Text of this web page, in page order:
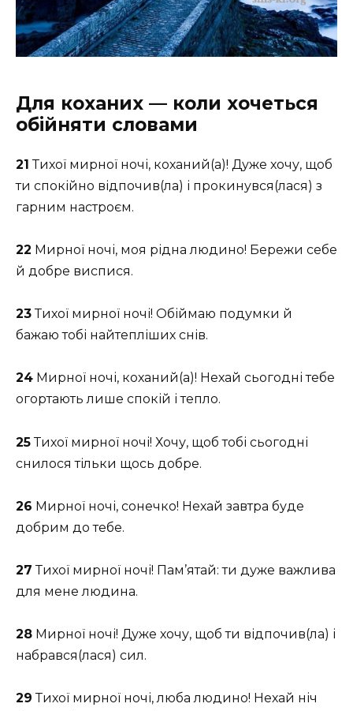
Для коханих — коли хочеться
обійняти словами
21 Тихої мирної ночі, коханий(а)! Дуже хочу, щоб
ти спокійно відпочив(ла) і прокинувся(лася) з
гарним настроєм.
22 Мирної ночі, моя рідна людино! Бережи себе
й добре виспися.
23Тихої мирної ночі! Обіймаю подумки й
бажаю тобі найтепліших снів.
24 Мирної ночі, коханий(а)! Нехай сьогодні тебе
огортають лише спокій і тепло.
25Тихої мирної ночі! Хочу, щоб тобі сьогодні
снилося тільки щось добре.
26 Мирної ночі, сонечко! Нехай завтра буде
добрим до тебе.
27 Тихої мирної ночі! Пам’ятай: ти дуже важлива
для мене людина.
28 Мирної ночі! Дуже хочу, щоб ти відпочив(ла) і
набрався(лася) сил.
29 Тихої мирної ночі, люба людино! Нехай ніч